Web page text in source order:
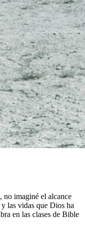
no imaginé el alcance
las vidas que Dios ha
en las clases de Bible